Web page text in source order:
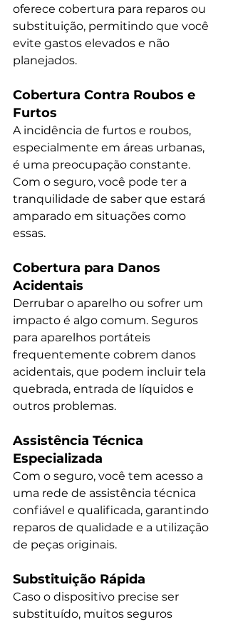
oferece cobertura para reparos ou
substituição, permitindo que você
evite gastos elevados e não
planejados.
Cobertura Contra Roubos e
Furtos
A incidência de furtos e roubos,
especialmente em áreas urbanas,
é uma preocupação constante.
Com o seguro, você pode ter a
tranquilidade de saber que estará
amparado em situações como
essas.
Cobertura para Danos
Acidentais
Derrubar o aparelho ou sofrer um
impacto é algo comum. Seguros
para aparelhos portáteis
frequentemente cobrem danos
acidentais, que podem incluir tela
quebrada, entrada de líquidos e
outros problemas.
Assistência Técnica
Especializada
Com o seguro, você tem acesso a
uma rede de assistência técnica
confiável e qualificada, garantindo
reparos de qualidade e a utilização
de peças originais.
Substituição Rápida
Caso o dispositivo precise ser
substituído, muitos seguros